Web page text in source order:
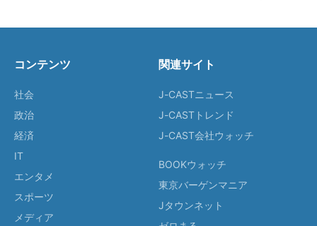
コンテンツ
社会
政治
経済
IT
エンタメ
スポーツ
メディア
関連サイト
J-CASTニュース
J-CASTトレンド
J-CAST会社ウォッチ
BOOKウォッチ
東京バーゲンマニア
Jタウンネット